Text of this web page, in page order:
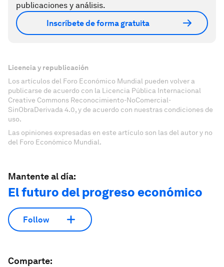
publicaciones y análisis.
Inscríbete de forma gratuita
Licencia y republicación
Los artículos del Foro Económico Mundial pueden volver a
publicarse de acuerdo con la Licencia Pública Internacional
Creative Commons Reconocimiento-NoComercial-
SinObraDerivada 4.0, y de acuerdo con nuestras condiciones de
uso.
Las opiniones expresadas en este artículo son las del autor y no
del Foro Económico Mundial.
Mantente al día:
El futuro del progreso económico
Follow
Comparte: